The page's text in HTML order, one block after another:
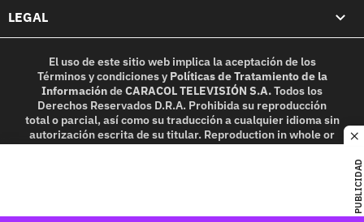
PUBLICIDAD
LEGAL
El uso de este sitio web implica la aceptación de los
Términos y condicionesy Políticas de Tratamiento de la
InformacióndeCARACOL TELEVISIÓN S.A.Todos los
Derechos Reservados D.R.A. Prohibida su reproducción
total o parcial, así como su traducción a cualquier idioma sin
autorización escrita de su titular. Reproduction in whole or